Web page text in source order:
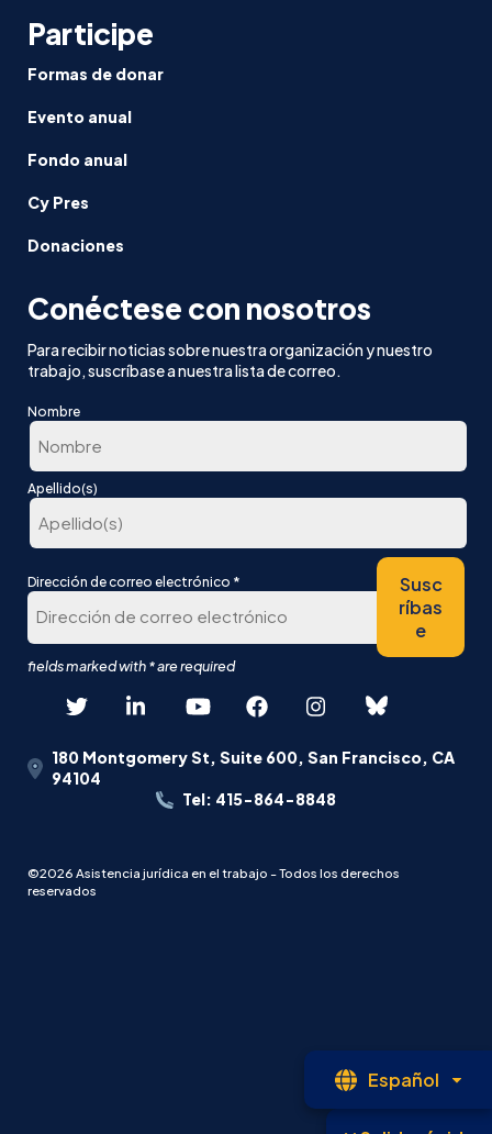
Participe
Formas de donar
Evento anual
Fondo anual
Cy Pres
Donaciones
Conéctese con nosotros
Para recibir noticias sobre nuestra organización y nuestro
trabajo, suscríbase a nuestra lista de correo.
Nombre
En
lugar
Apellido(s)
Dirección de correo electrónico *
Susc
ríbas
e
180 Montgomery St, Suite 600, San Francisco, CA
94104
Tel: 415-864-8848
©2026 Asistencia jurídica en el trabajo - Todos los derechos
reservados
Español